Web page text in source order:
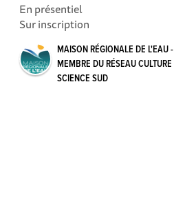
En présentiel
Sur inscription
MAISON RÉGIONALE DE L'EAU -
MEMBRE DU RÉSEAU CULTURE
SCIENCE SUD